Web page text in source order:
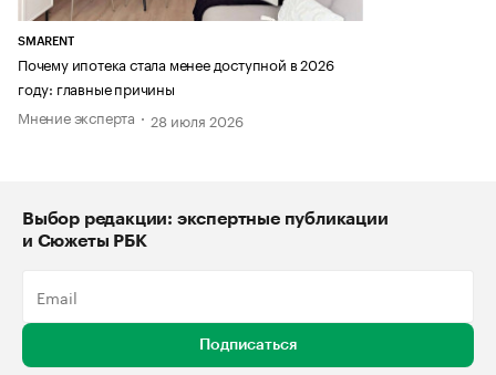
SMARENT
Почему ипотека стала менее доступной в 2026
году: главные причины
Мнение эксперта
28 июля 2026
Выбор редакции: экспертные публикации
и Сюжеты РБК
Подписаться